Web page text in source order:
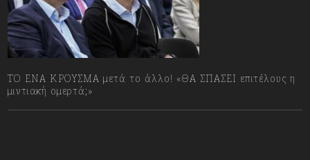
ΤΟ ΕΝΑ ΚΡΟΥΣΜΑ μετά το άλλο! «ΘΑ ΣΠΑΣΕΙ επιτέλους η
μιντιακή ομερτά;»